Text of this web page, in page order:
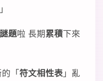
」
謎題啦 長期累積下來
「符文相性表」亂